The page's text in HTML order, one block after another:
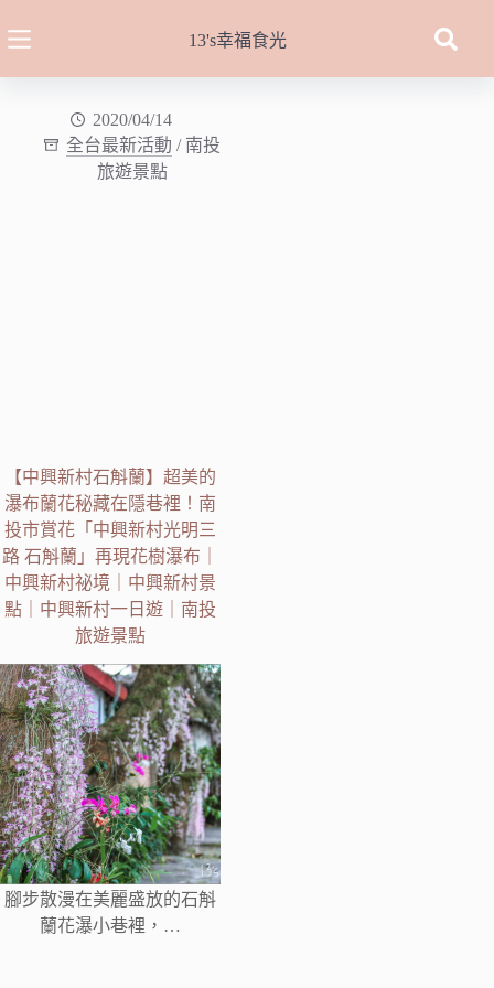
至
13's幸福食光
2020/04/14
全台最新活動 / 南投
旅遊景點
【中興新村石斛蘭】超美的
瀑布蘭花秘藏在隱巷裡！南
投市賞花「中興新村光明三
路 石斛蘭」再現花樹瀑布｜
中興新村祕境｜中興新村景
點｜中興新村一日遊｜南投
旅遊景點
腳步散漫在美麗盛放的石斛
蘭花瀑小巷裡，…